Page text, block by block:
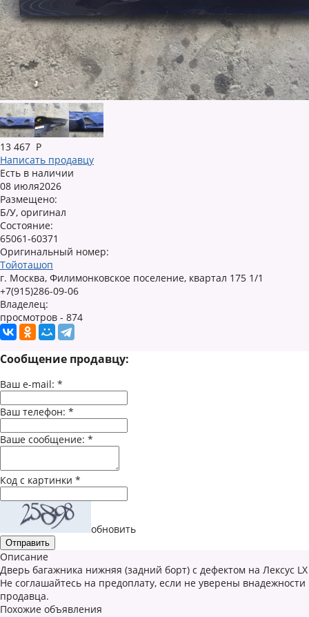
13 467 Р
Написать продавцу
Есть в наличии
08 июля2026
Размещено:
Б/У, оригинал
Состояние:
65061-60371
Оригинальный номер:
Тойоташоп
г. Москва, Филимонковское поселение, квартал 175 1/1
+7(915)286-09-06
Владелец:
просмотров - 874
Сообщение продавцу:
Ваш e-mail: *
Ваш телефон: *
Ваше сообщение: *
Код с картинки *
обновить
Описание
Дверь багажника нижняя (задний борт) с дефектом на Лексус LX
Не соглашайтесь на предоплату, если не уверены внадежности
продавца.
Похожие объявления